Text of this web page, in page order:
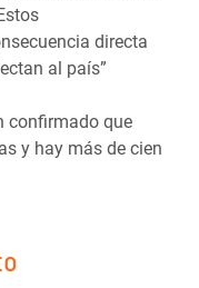
directa
al país”
confirmado que
y hay más de cien